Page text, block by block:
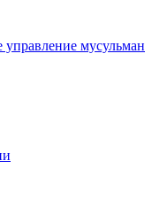
управление мусульман